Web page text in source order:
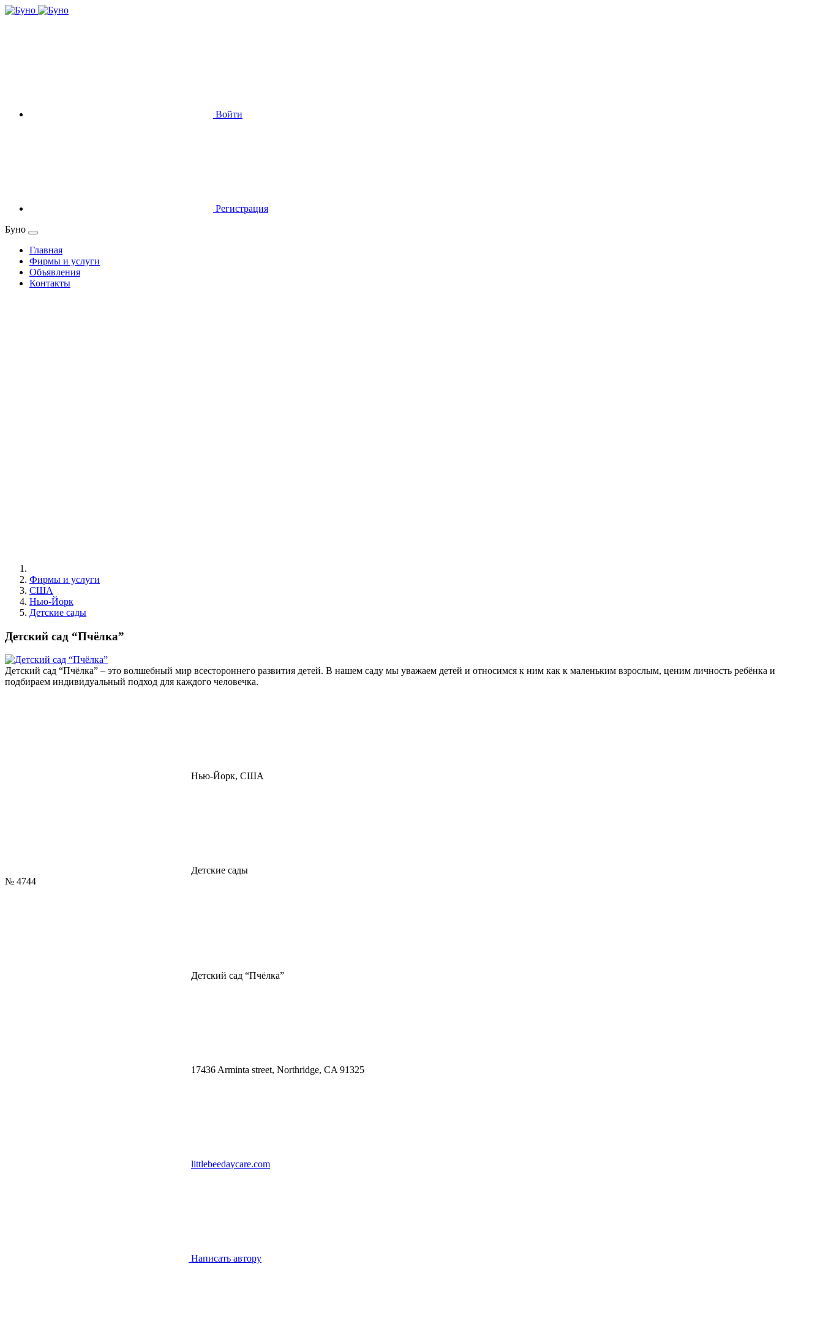
Войти
Регистрация
Буно
Главная
Фирмы и услуги
Объявления
Контакты
Фирмы и услуги
США
Нью-Йорк
Детские сады
Детский сад “Пчёлка”
Детский сад “Пчёлка” – это волшебный мир всестороннего развития детей. В нашем саду мы уважаем детей и относимся к ним как к маленьким взрослым, ценим личность ребёнка и
подбираем индивидуальный подход для каждого человечка.
Нью-Йорк, США
Детские сады
№ 4744
Детский сад “Пчёлка”
17436 Arminta street, Northridge, CA 91325
littlebeedaycare.com
Написать автору